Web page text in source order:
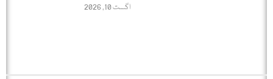
اگست 10, 2026